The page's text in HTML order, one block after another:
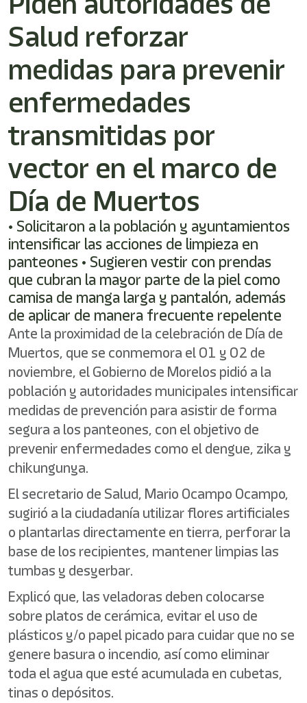
Salud reforzar
medidas para prevenir
enfermedades
transmitidas por
vector en el marco de
Día de Muertos
• Solicitaron a la población y ayuntamientos
intensificar las acciones de limpieza en
panteones • Sugieren vestir con prendas
que cubran la mayor parte de la piel como
camisa de manga larga y pantalón, además
de aplicar de manera frecuente repelente
Ante la proximidad de la celebración de Día de
Muertos, que se conmemora el 01 y 02 de
noviembre, el Gobierno de Morelos pidió a la
población y autoridades municipales intensificar
medidas de prevención para asistir de forma
segura a los panteones, con el objetivo de
prevenir enfermedades como el dengue, zika y
chikungunya.
El secretario de Salud, Mario Ocampo Ocampo,
sugirió a la ciudadanía utilizar flores artificiales
o plantarlas directamente en tierra, perforar la
base de los recipientes, mantener limpias las
tumbas y desyerbar.
Explicó que, las veladoras deben colocarse
sobre platos de cerámica, evitar el uso de
plásticos y/o papel picado para cuidar que no se
genere basura o incendio, así como eliminar
toda el agua que esté acumulada en cubetas,
tinas o depósitos.